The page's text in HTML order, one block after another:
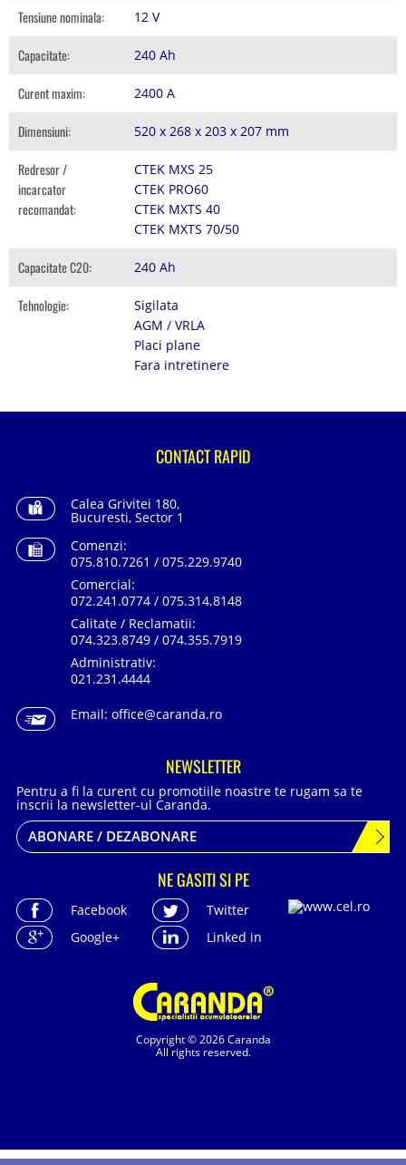
Tensiune nominala: 12 V
Capacitate: 240 Ah
Curent maxim: 2400 A
Dimensiuni: 520 x 268 x 203 x 207 mm
Redresor /
incarcator
recomandat:
CTEK MXS 25
CTEK PRO60
CTEK MXTS 40
CTEK MXTS 70/50
Capacitate C20: 240 Ah
Tehnologie:
Sigilata
AGM / VRLA
Placi plane
Fara intretinere
Copyright © 2026 Caranda
All rights reserved.
CONTACT RAPID
Calea Grivitei 180,
Bucuresti, Sector 1
Comenzi:
075.810.7261 / 075.229.9740
Comercial:
072.241.0774 / 075.314.8148
Calitate / Reclamatii:
074.323.8749 / 074.355.7919
Administrativ:
021.231.4444
Email: office@caranda.ro
NEWSLETTER
Pentru a fi la curent cu promotiile noastre te rugam sa te
inscrii la newsletter-ul Caranda.
ABONARE / DEZABONARE
NE GASITI SI PE
Facebook
Twitter
Google+
Linked in